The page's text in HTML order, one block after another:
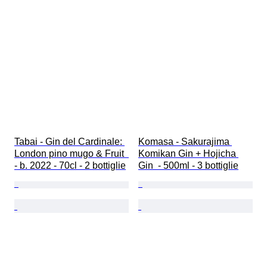
Tabai - Gin del Cardinale:
London pino mugo & Fruit
- b. 2022 - 70cl - 2 bottiglie
Komasa - Sakurajima
Komikan Gin + Hojicha
Gin  - 500ml - 3 bottiglie